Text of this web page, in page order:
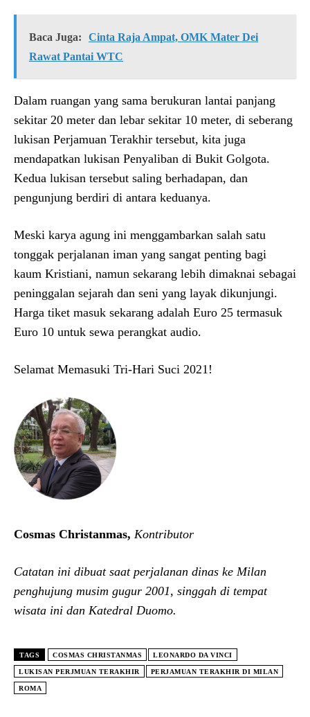
Baca Juga:
Cinta Raja Ampat, OMK Mater Dei
Rawat Pantai WTC
Dalam ruangan yang sama berukuran lantai panjang
sekitar 20 meter dan lebar sekitar 10 meter, di seberang
lukisan Perjamuan Terakhir tersebut, kita juga
mendapatkan lukisan Penyaliban di Bukit Golgota.
Kedua lukisan tersebut saling berhadapan, dan
pengunjung berdiri di antara keduanya.
Meski karya agung ini menggambarkan salah satu
tonggak perjalanan iman yang sangat penting bagi
kaum Kristiani, namun sekarang lebih dimaknai sebagai
peninggalan sejarah dan seni yang layak dikunjungi.
Harga tiket masuk sekarang adalah Euro 25 termasuk
Euro 10 untuk sewa perangkat audio.
Selamat Memasuki Tri-Hari Suci 2021!
Cosmas Christanmas, Kontributor
Catatan ini dibuat saat perjalanan dinas ke Milan
penghujung musim gugur 2001, singgah di tempat
wisata ini dan Katedral Duomo.
TAGS COSMAS CHRISTANMAS LEONARDO DA VINCI
LUKISAN PERJMUAN TERAKHIR PERJAMUAN TERAKHIR DI MILAN
ROMA